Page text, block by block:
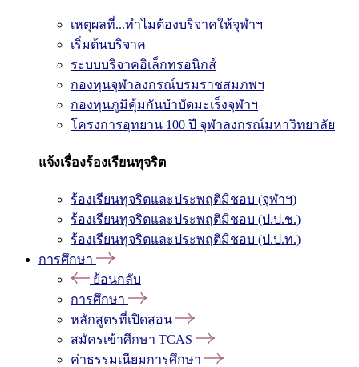
เหตุผลที่...ทำไมต้องบริจาคให้จุฬาฯ
เริ่มต้นบริจาค
ระบบบริจาคอิเล็กทรอนิกส์
กองทุนจุฬาลงกรณ์บรมราชสมภพฯ
กองทุนภูมิคุ้มกันบำบัดมะเร็งจุฬาฯ
โครงการอุทยาน 100 ปี จุฬาลงกรณ์มหาวิทยาลัย
แจ้งเรื่องร้องเรียนทุจริต
ร้องเรียนทุจริตและประพฤติมิชอบ (จุฬาฯ)
ร้องเรียนทุจริตและประพฤติมิชอบ (ป.ป.ช.)
ร้องเรียนทุจริตและประพฤติมิชอบ (ป.ป.ท.)
การศึกษา
ย้อนกลับ
การศึกษา
หลักสูตรที่เปิดสอน
สมัครเข้าศึกษา TCAS
ค่าธรรมเนียมการศึกษา